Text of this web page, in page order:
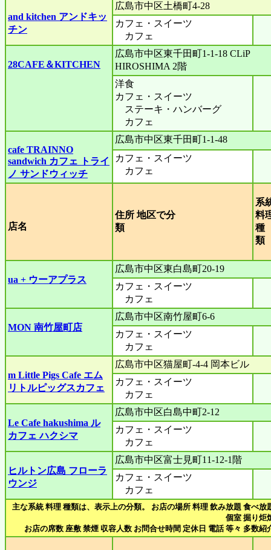
and kitchen アンドキッ
チン
広島市中区土橋町4-28
カフェ・スイーツ
カフェ
28CAFE＆KITCHEN
広島市中区東千田町1-1-18 CLiP
HIROSHIMA 2階
洋食
カフェ・スイーツ
ステーキ・ハンバーグ
カフェ
cafe TRAINNO
sandwich カフェ トライ
ノ サンドウィッチ
広島市中区東千田町1-1-48
カフェ・スイーツ
カフェ
店名
住所 地区で分
類
系
料
種
ua + ウーアプラス
広島市中区東白島町20-19
カフェ・スイーツ
カフェ
MON 南竹屋町店
広島市中区南竹屋町6-6
カフェ・スイーツ
カフェ
m Little Pigs Cafe エム
リトルピッグスカフェ
広島市中区猫屋町‐4-4 岡本ビル
カフェ・スイーツ
カフェ
Le Cafe hakushima ル
カフェ ハクシマ
広島市中区白島中町2-12
カフェ・スイーツ
カフェ
ヒルトン広島 フローラ
ウンジ
広島市中区富士見町11-12-1階
カフェ・スイーツ
カフェ
主な系統 料理 種類は、表示上の分類。 お店の場所 料理 飲み放題 食べ放
個室 掘り炬
お店の席数 座敷 禁煙 収容人数 お問合せ時間 定休日 電話 等々 多数紹